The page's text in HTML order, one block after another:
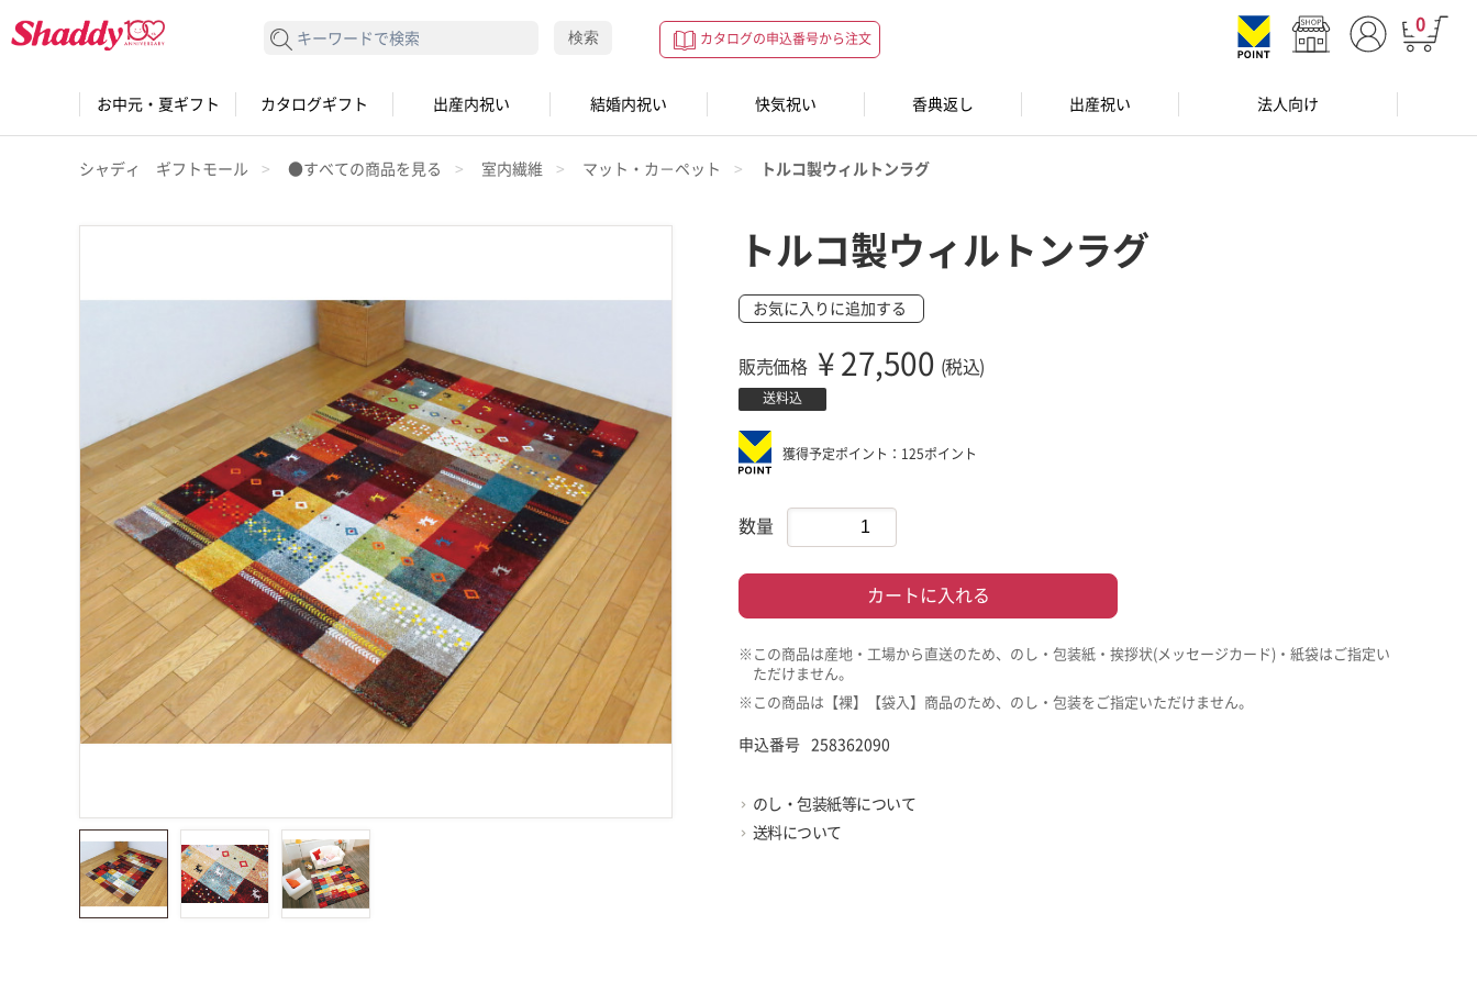
0
カタログの申込番号から注文
検索する 検索
お中元・夏ギフト カタログギフト 出産内祝い 結婚内祝い 快気祝い 香典返し 出産祝い 法人向け
シャディ ギフトモール ●すべての商品を見る 室内繊維 マット・カ－ペット トルコ製ウィルトンラグ
トルコ製ウィルトンラグ
お気に入りに追加する
販売価格 ¥ 27,500 (税込)
送料込
獲得予定ポイント：125ポイント
数量
カートに入れる
※この商品は産地・工場から直送のため、のし・包装紙・挨拶状(メッセージカード)・紙袋はご指定い
ただけません。
※この商品は【裸】【袋入】商品のため、のし・包装をご指定いただけません。
申込番号 258362090
のし・包装紙等について
送料について